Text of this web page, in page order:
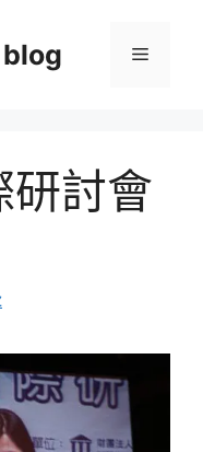
blog 選
討會